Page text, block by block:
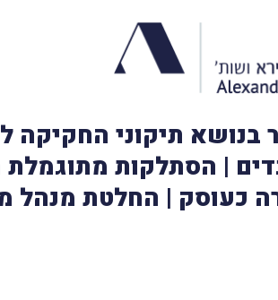
בנושא תיקוני החקיקה
| הסתלקות
כעוסק | החלטת מנהל